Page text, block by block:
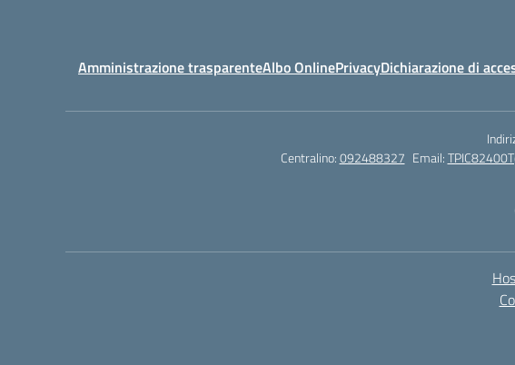
Amministrazione trasparenteAlbo OnlinePrivacyDichiarazione di
Centralino:092488327 Email: